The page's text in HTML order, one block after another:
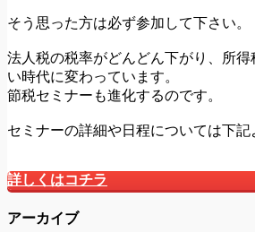
そう思った方は必ず参加して下さい。
法人税の税率がどんどん下がり、所
い時代に変わっています。
節税セミナーも進化するのです。
セミナーの詳細や日程については下記
詳しくはコチラ
アーカイブ